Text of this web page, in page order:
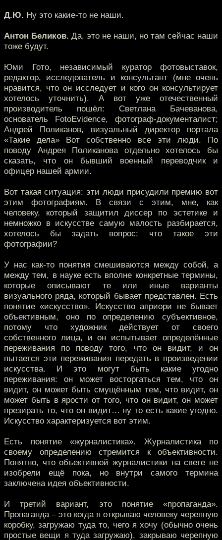
Д.Ю. Ну это какие-то не наши.
Антон Беликов. Да, это не наши, но там сейчас наши
тоже будут.
Юми Гото, независимый куратор фотовыставок,
редактор, исследователь и консультант (мне очень
нравится, что он исследует и кого он консультирует
хотелось уточнить). А вот уже отечественный
производитель пошёл: Светлана Бачеванова,
основатель FotoEvidence, фотограф-документалист;
Андрей Поликанов, визуальный директор портала
«Такие дела» Вот собственно все эти люди. По
поводу Андрея Поликанова отдельно хотелось бы
сказать, что он бывший военный переводчик и
офицер нашей армии.
Вот такая ситуация: эти люди присудили премию вот
этим фотографиям. В связи с этим, мне, как
человеку, который защитил диссер по эстетике и
немножко в искусстве самую малость разбирается,
хотелось бы задать вопрос: что такое эти
фотографии?
У нас как-то понятия смешиваются между собой, а
между тем, в науке есть вполне конкретные термины,
которые описывают те или иные варианты
визуального ряда, который бывает представлен. Есть
понятие «искусство». Искусство априори не бывает
объективным, оно по определению субъективное,
потому что художник действует от своего
собственного лица, и он испытывает определённые
переживания по поводу того, что он видит, и он
пытается эти переживания передать в произведении
искусства. И это могут быть какие угодно
переживания: он может восторгаться тем, что он
видит, он может быть смущённым тем, что видит, он
может быть в ярости от того, что он видит, он может
презирать то, что он видит… ну то есть какие угодно.
Искусство характеризуется вот этим.
Есть понятие «журналистика». Журналистика по
своему определению стремится к объективности.
Понятно, что объективной журналистики на свете не
изобрели ещё пока, но внутри самого термина
заключена идея объективности.
И третий вариант, это понятие «пропаганда».
Пропаганда – это когда я открываю человеку черепную
коробку, загружаю туда то, чего я хочу (обычно очень
простые вещи я туда загружаю), закрываю черепную